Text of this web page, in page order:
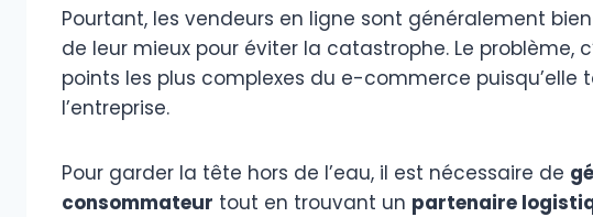
Pourtant, les vendeurs en ligne sont généralement
de leur mieux pour éviter la catastrophe. Le problème,
points les plus complexes du e-commerce puisqu’elle
l’entreprise.
Pour garder la tête hors de l’eau, il est nécessaire de
consommateur tout en trouvant un partenaire